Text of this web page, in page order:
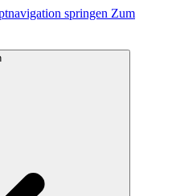
springen Zum